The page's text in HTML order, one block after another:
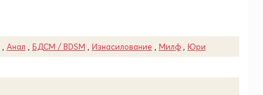
Анал БДСМ / BDSM Изнасилование Милф, Юри